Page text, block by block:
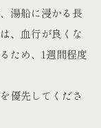
湯船に浸かる長
、血行が良くな
ため、1週間程度
優先してくださ